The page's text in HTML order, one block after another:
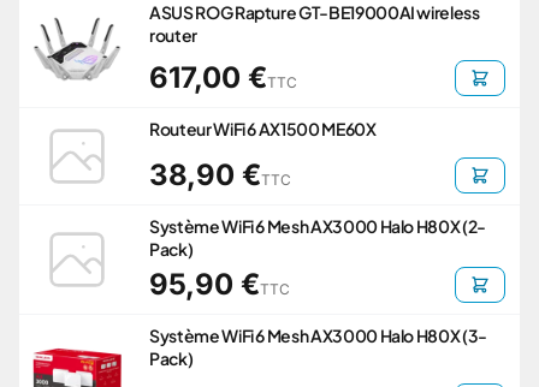
ASUS ROG Rapture GT-BE19000AI wireless
router
617,00 €TTC
Routeur WiFi 6 AX1500 ME60X
38,90 €TTC
Système WiFi 6 Mesh AX3000 Halo H80X (2-
Pack)
95,90 €TTC
Système WiFi 6 Mesh AX3000 Halo H80X (3-
Pack)